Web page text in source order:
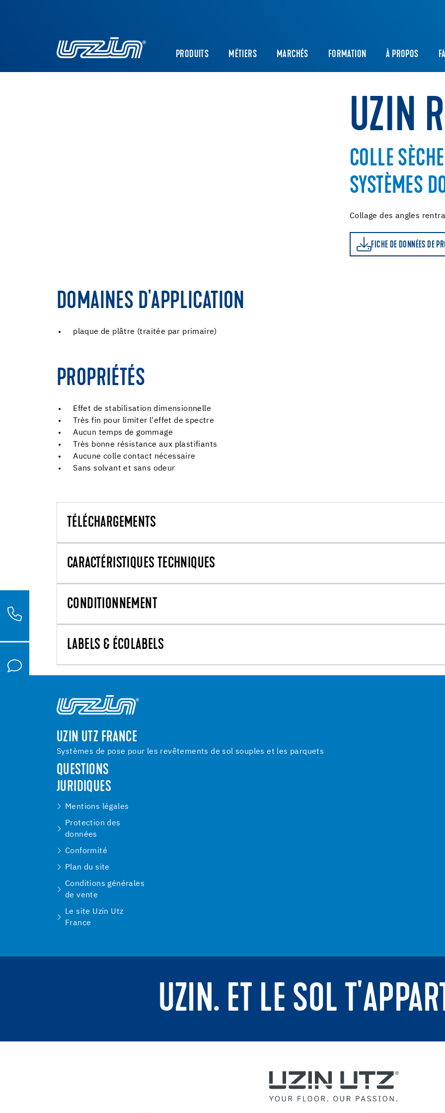
PRODUITS MÉTIERS MARCHÉS FORMATION À PROPOS
UZIN
COLLE
SYSTÈMES
Collage des angles
FICHE DE DONNÉES DE
DOMAINES D'APPLICATION
plaque de plâtre (traitée par primaire)
PROPRIÉTÉS
Effet de stabilisation dimensionnelle
Très fin pour limiter l'effet de spectre
Aucun temps de gommage
Très bonne résistance aux plastifiants
Aucune colle contact nécessaire
Sans solvant et sans odeur
TÉLÉCHARGEMENTS
CARACTÉRISTIQUES TECHNIQUES
CONDITIONNEMENT
LABELS & ÉCOLABELS
UZIN UTZ FRANCE
Systèmes de pose pour les revêtements de sol souples et les parquets
QUESTIONS
JURIDIQUES
Mentions légales
Protection des
données
Conformité
Plan du site
Conditions générales
de vente
Le site Uzin Utz
France
UZIN. ET LE SOL